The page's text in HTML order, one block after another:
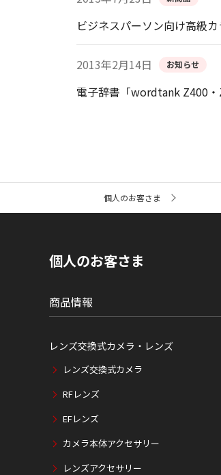
ビジネスパーソン向け高級
2013年2月14日 お知らせ
電子辞書「wordtank Z400
ト
個人のお客さま
個人のお客さま
商品情報
レンズ交換式カメラ・レンズ
レンズ交換式カメラ
RFレンズ
EFレンズ
カメラ本体アクセサリー
レンズアクセサリー